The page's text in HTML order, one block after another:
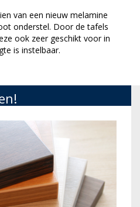
van een nieuw melamine
onderstel. Door de tafels
ook zeer geschikt voor in
is instelbaar.